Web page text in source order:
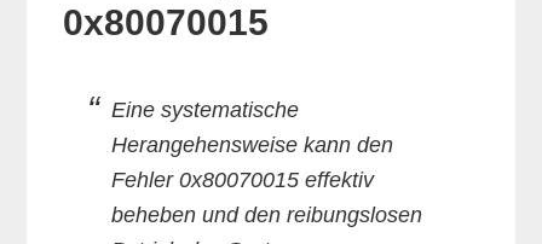
0x80070015
Eine systematische
Herangehensweise kann den
Fehler 0x80070015 effektiv
beheben und den reibungslosen